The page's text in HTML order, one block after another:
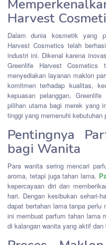
Harvest
Dalam dunia kosmetik yang
Harvest Cosmetics telah
industri ini. Dikenal karena
Greenlife Harvest Cosmetics
menyediakan layanan maklon
komitmen terhadap kualitas,
kepuasan pelanggan,
pilihan utama bagi merek yang
tinggi yang memenuhi
Pentingnya
bagi Wanita
Para wanita sering mencari
aroma, tetapi juga tahan lama.
kepercayaan diri dan
hari. Dengan kesibukan sehari-
dapat bertahan lama tanpa perlu
ini membuat parfum tahan lama
di kalangan wanita yang aktif dan